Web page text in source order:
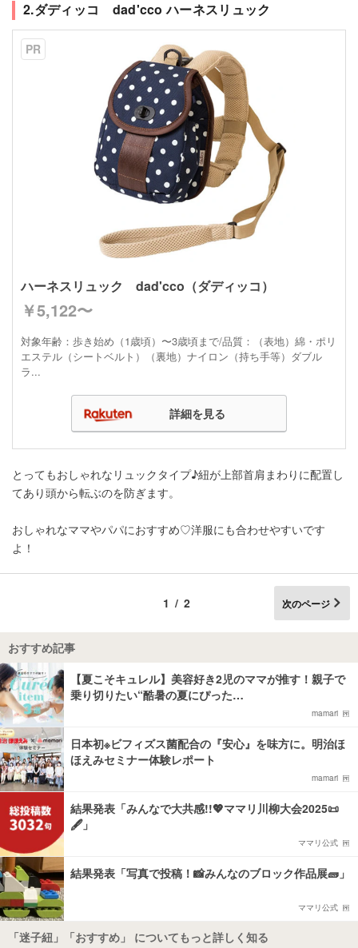
2.ダディッコ dad'cco ハーネスリュック
PR
ハーネスリュック dad'cco（ダディッコ）
￥5,122〜
対象年齢：歩き始め（1歳頃）〜3歳頃まで/品質：（表地）綿・ポリ
エステル（シートベルト）（裏地）ナイロン（持ち手等）ダブル
ラ...
詳細を見る
とってもおしゃれなリュックタイプ♪紐が上部首肩まわりに配置し
てあり頭から転ぶのを防ぎます。
おしゃれなママやパパにおすすめ♡洋服にも合わせやすいです
よ！
1/2 次のページ
おすすめ記事
【夏こそキュレル】美容好き2児のママが推す！親子で
乗り切りたい“酷暑の夏にぴった…
mamari
日本初※ビフィズス菌配合の『安心』を味方に。明治ほ
ほえみセミナー体験レポート
mamari
結果発表「みんなで大共感!!💖ママリ川柳大会2025📜
🖋️」
ママリ公式
結果発表「写真で投稿！📸みんなのブロック作品展🧱」
ママリ公式
「迷子紐」「おすすめ」 についてもっと詳しく知る